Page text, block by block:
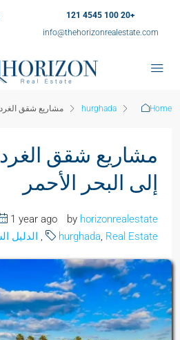
+20 100 4545 121
info@thehorizonrealestate.com
Home
hurghada مشاريع شقق
مشاريع شقق
إلى البحر الأحمر
by horizonrealestate
1 year ago
hurghada, Real Estate
, الدليل